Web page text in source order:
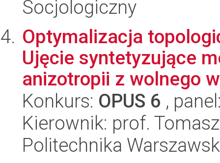
Socjologiczny
Optymalizacja
Ujęcie syntetyzujące
anizotropii z wolnego
Konkurs: OPUS 6 ,
Kierownik: prof.
Politechnika